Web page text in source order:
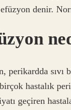
denir.
perikardda
hastalık
geçiren